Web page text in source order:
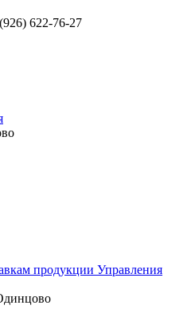
622-76-27
продукции Управления